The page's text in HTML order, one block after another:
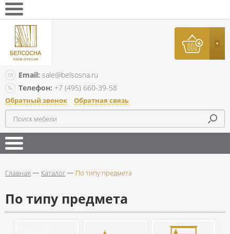
Email: sale@belsosna.ru
Телефон: +7 (495) 660-39-58
Обратный звонок Обратная связь
Главная Каталог По типу предмета
По типу предмета